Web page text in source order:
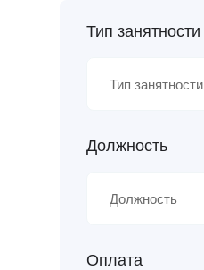
Тип занятности
Тип занятности
Должность
Должность
Оплата